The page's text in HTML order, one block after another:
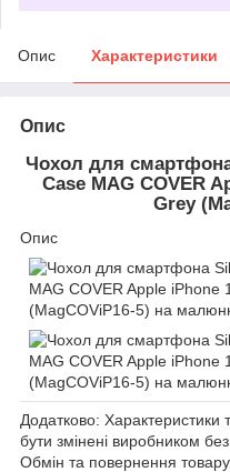
Опис Характеристики
Опис
Чохол для
Case MAG COVER
Grey
Опис
Додатково: Характеристики
бути змінені виробником
Обмін та повернення